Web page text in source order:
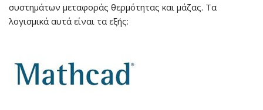
συστημάτων μεταφοράς θερμότητας και μάζας. Τα
λογισμικά αυτά είναι τα εξής: